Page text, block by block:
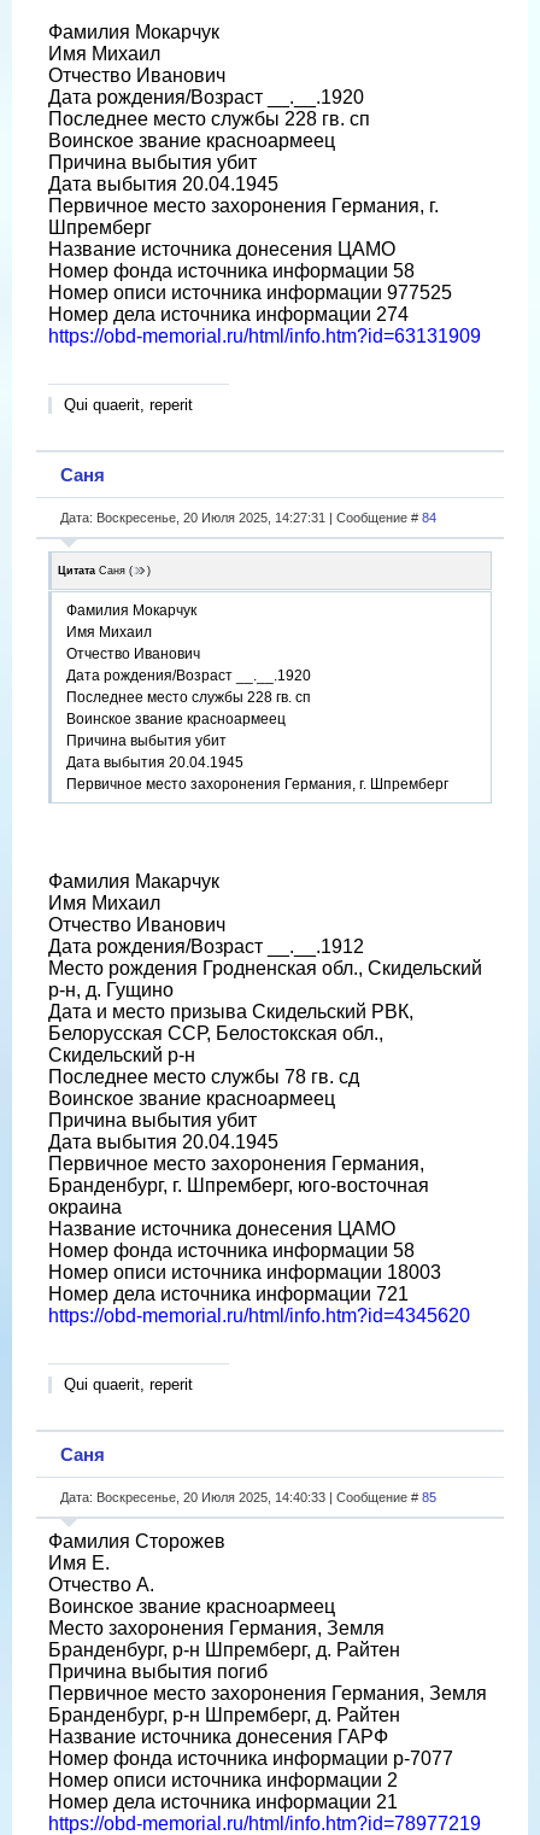
Фамилия Мокарчук
Имя Михаил
Отчество Иванович
Дата рождения/Возраст __.__.1920
Последнее место службы 228 гв. сп
Воинское звание красноармеец
Причина выбытия убит
Дата выбытия 20.04.1945
Первичное место захоронения Германия, г.
Шпремберг
Название источника донесения ЦАМО
Номер фонда источника информации 58
Номер описи источника информации 977525
Номер дела источника информации 274
https://obd-memorial.ru/html/info.htm?id=63131909
Qui quaerit, reperit
Саня
Дата: Воскресенье, 20 Июля 2025, 14:27:31 | Сообщение # 84
Цитата Саня ( )
Фамилия Мокарчук
Имя Михаил
Отчество Иванович
Дата рождения/Возраст __.__.1920
Последнее место службы 228 гв. сп
Воинское звание красноармеец
Причина выбытия убит
Дата выбытия 20.04.1945
Первичное место захоронения Германия, г. Шпремберг
Фамилия Макарчук
Имя Михаил
Отчество Иванович
Дата рождения/Возраст __.__.1912
Место рождения Гродненская обл., Скидельский
р-н, д. Гущино
Дата и место призыва Скидельский РВК,
Белорусская ССР, Белостокская обл.,
Скидельский р-н
Последнее место службы 78 гв. сд
Воинское звание красноармеец
Причина выбытия убит
Дата выбытия 20.04.1945
Первичное место захоронения Германия,
Бранденбург, г. Шпремберг, юго-восточная
окраина
Название источника донесения ЦАМО
Номер фонда источника информации 58
Номер описи источника информации 18003
Номер дела источника информации 721
https://obd-memorial.ru/html/info.htm?id=4345620
Qui quaerit, reperit
Саня
Дата: Воскресенье, 20 Июля 2025, 14:40:33 | Сообщение # 85
Фамилия Сторожев
Имя Е.
Отчество А.
Воинское звание красноармеец
Место захоронения Германия, Земля
Бранденбург, р-н Шпремберг, д. Райтен
Причина выбытия погиб
Первичное место захоронения Германия, Земля
Бранденбург, р-н Шпремберг, д. Райтен
Название источника донесения ГАРФ
Номер фонда источника информации р-7077
Номер описи источника информации 2
Номер дела источника информации 21
https://obd-memorial.ru/html/info.htm?id=78977219